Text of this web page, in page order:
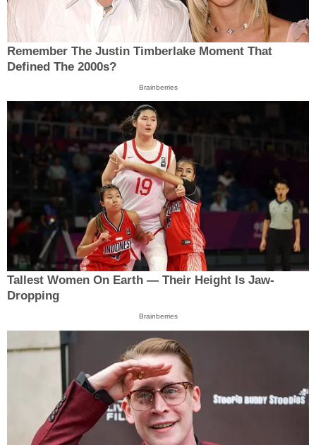
Remember The Justin Timberlake Moment That
Defined The 2000s?
Brainberries
Tallest Women On Earth — Their Height Is Jaw-
Dropping
Brainberries